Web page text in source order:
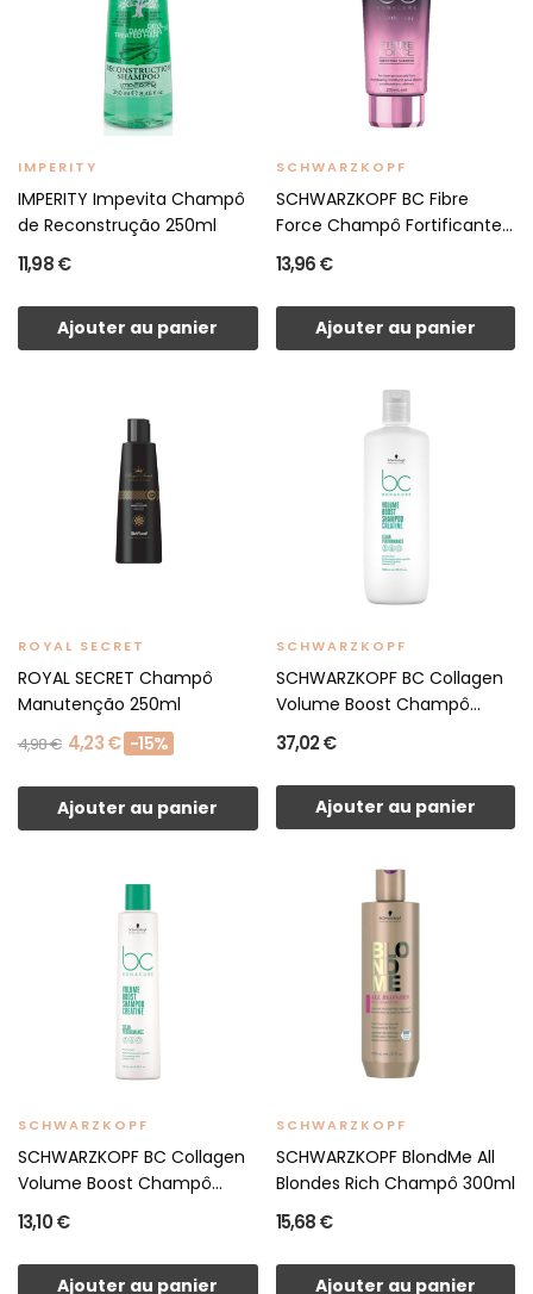
IMPERITY
IMPERITY Impevita Champô
de Reconstrução 250ml
11,98 €
Ajouter au panier
SCHWARZKOPF
SCHWARZKOPF BC Fibre
Force Champô Fortificante...
13,96 €
Ajouter au panier
ROYAL SECRET
ROYAL SECRET Champô
Manutenção 250ml
4,98 € 4,23 € -15%
Ajouter au panier
SCHWARZKOPF
SCHWARZKOPF BC Collagen
Volume Boost Champô...
37,02 €
Ajouter au panier
SCHWARZKOPF
SCHWARZKOPF BC Collagen
Volume Boost Champô...
13,10 €
Ajouter au panier
SCHWARZKOPF
SCHWARZKOPF BlondMe All
Blondes Rich Champô 300ml
15,68 €
Ajouter au panier